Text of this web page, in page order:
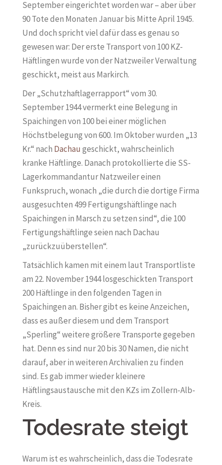
September eingerichtet worden war – aber über
90 Tote den Monaten Januar bis Mitte April 1945.
Und doch spricht viel dafür dass es genau so
gewesen war: Der erste Transport von 100 KZ-
Häftlingen wurde von der Natzweiler Verwaltung
geschickt, meist aus Markirch.
Der „Schutzhaftlagerrapport“ vom 30.
September 1944 vermerkt eine Belegung in
Spaichingen von 100 bei einer möglichen
Höchstbelegung von 600. Im Oktober wurden „13
Kr.“ nach Dachau geschickt, wahrscheinlich
kranke Häftlinge. Danach protokollierte die SS-
Lagerkommandantur Natzweiler einen
Funkspruch, wonach „die durch die dortige Firma
ausgesuchten 499 Fertigungshäftlinge nach
Spaichingen in Marsch zu setzen sind“, die 100
Fertigungshäftlinge seien nach Dachau
„zurückzuüberstellen“.
Tatsächlich kamen mit einem laut Transportliste
am 22. November 1944 losgeschickten Transport
200 Häftlinge in den folgenden Tagen in
Spaichingen an. Bisher gibt es keine Anzeichen,
dass es außer diesem und dem Transport
„Sperling“ weitere größere Transporte gegeben
hat. Denn es sind nur 20 bis 30 Namen, die nicht
darauf, aber in weiteren Archivalien zu finden
sind. Es gab immer wieder kleinere
Häftlingsaustausche mit den KZs im Zollern-Alb-
Kreis.
Todesrate steigt
Warum ist es wahrscheinlich, dass die Todesrate